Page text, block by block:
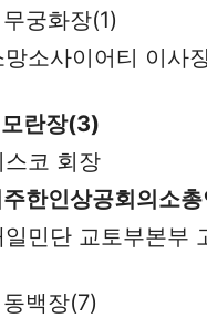
궁화장(1)
망소사이어티 이사
란장(3)
스코 회장
한인상공회의소
일민단 교토부본부
백장(7)